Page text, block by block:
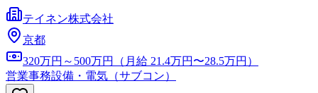
テイネン株式会社
京都
320万円～500万円（月給 21.4万円〜28.5万円）
営業事務設備・電気（サブコン）